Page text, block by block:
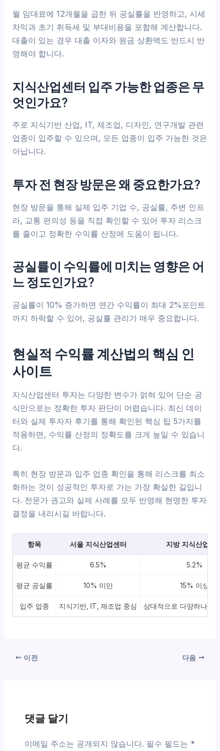
월 임대료에 12개월을 곱한 뒤 공실률을 반영하고, 시세
차익과 초기 취득세 및 부대비용을 포함해 계산합니다.
대출이 있는 경우 대출 이자와 원금 상환액도 반드시 반
영해야 합니다.
지식산업센터 입주 가능한 업종은 무
엇인가요?
주로 지식기반 산업, IT, 제조업, 디자인, 연구개발 관련
업종이 입주할 수 있으며, 모든 업종이 입주 가능한 것은
아닙니다.
투자 전 현장 방문은 왜 중요한가요?
현장 방문을 통해 실제 입주 기업 수, 공실률, 주변 인프
라, 교통 편의성 등을 직접 확인할 수 있어 투자 리스크
를 줄이고 정확한 수익률 산정에 도움이 됩니다.
공실률이 수익률에 미치는 영향은 어
느 정도인가요?
공실률이 10% 증가하면 연간 수익률이 최대 2%포인트
까지 하락할 수 있어, 공실률 관리가 매우 중요합니다.
현실적 수익률 계산법의 핵심 인
사이트
지식산업센터 투자는 다양한 변수가 얽혀 있어 단순 공
식만으로는 정확한 투자 판단이 어렵습니다. 최신 데이
터와 실제 투자자 후기를 통해 확인된 핵심 팁 5가지를
적용하면, 수익률 산정의 정확도를 크게 높일 수 있습니
다.
특히 현장 방문과 입주 업종 확인을 통해 리스크를 최소
화하는 것이 성공적인 투자로 가는 가장 확실한 길입니
다. 전문가 권고와 실제 사례를 모두 반영해 현명한 투자
결정을 내리시길 바랍니다.
항목 서울 지식산업센터 지방 지식산업센
평균 수익률 6.5% 5.2%
평균 공실률 10% 미만 15% 이상
입주 업종 지식기반, IT, 제조업 중심 상대적으로 다양하나 안
이전 다음
댓글 달기
이메일 주소는 공개되지 않습니다. 필수 필드는 *